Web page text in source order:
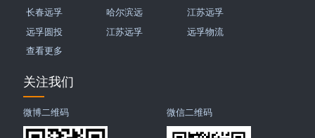
长春远孚
哈尔滨远
江苏远孚
远孚圆投
江苏远孚
远孚物流
查看更多
关注我们
微博二维码 微信二维码